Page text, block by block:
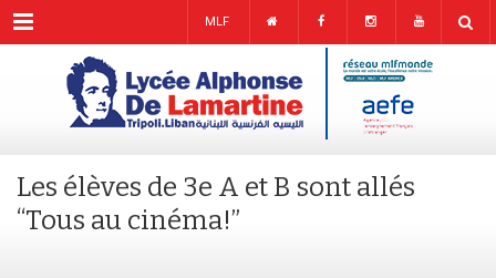
Menu MLF
Les élèves de 3e A et B sont allés
“Tous au cinéma!”